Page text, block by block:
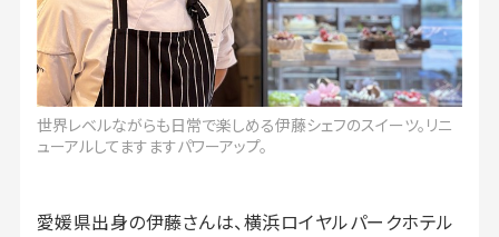
世界レベルながらも日常で楽しめる伊藤シェフのスイーツ。リニ
ューアルしてますますパワーアップ。
愛媛県出身の伊藤さんは、横浜ロイヤルパークホテル